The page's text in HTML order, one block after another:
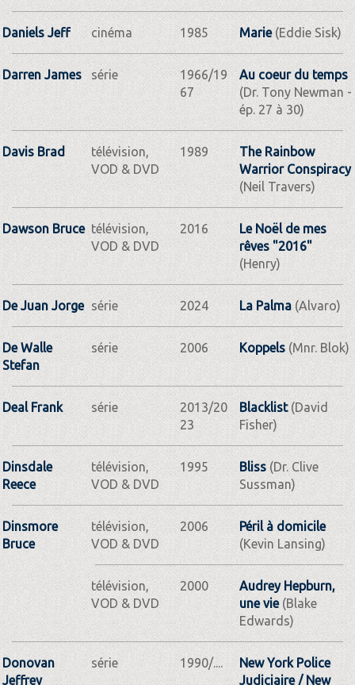
Daniels Jeff cinéma 1985 Marie(Eddie Sisk)
Darren James série
1966/19
67
Au coeur du temps
(Dr. Tony Newman -
ép. 27 à 30)
Davis Brad
télévision,
VOD & DVD
1989
The Rainbow
Warrior Conspiracy
(Neil Travers)
Dawson Bruce télévision,
VOD & DVD
2016
Le Noël de mes
rêves "2016"
(Henry)
De Juan Jorge série 2024 La Palma(Alvaro)
De Walle
Stefan
série 2006 Koppels(Mnr. Blok)
Deal Frank série
2013/20
23
Blacklist(David
Fisher)
Dinsdale
Reece
télévision,
VOD & DVD
1995 Bliss(Dr. Clive
Sussman)
Dinsmore
Bruce
télévision,
VOD & DVD
2006
Péril à domicile
(Kevin Lansing)
télévision,
VOD & DVD
2000
Audrey Hepburn,
une vie(Blake
Edwards)
Donovan
Jeffrey
série 1990/....
New York Police
Judiciaire / New